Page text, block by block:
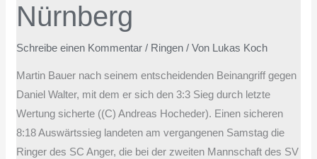
Nürnberg
Schreibe einen Kommentar / Ringen / Von Lukas Koch
Martin Bauer nach seinem entscheidenden Beinangriff gegen
Daniel Walter, mit dem er sich den 3:3 Sieg durch letzte
Wertung sicherte ((C) Andreas Hocheder). Einen sicheren
8:18 Auswärtssieg landeten am vergangenen Samstag die
Ringer des SC Anger, die bei der zweiten Mannschaft des SV